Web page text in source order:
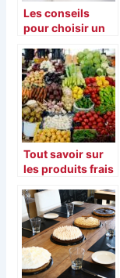
Les conseils
pour choisir un
Tout savoir sur
les produits frais
s’en procurer.